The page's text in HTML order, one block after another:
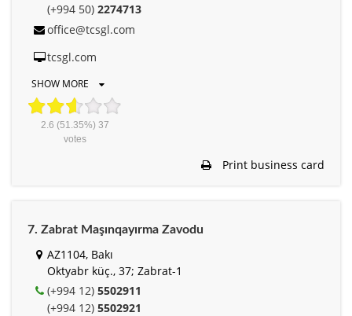
(+994 50) 2274713
office@tcsgl.com
tcsgl.com
SHOW MORE
2.6 (51.35%) 37
votes
Print business card
7. Zabrat Maşınqayırma Zavodu
AZ1104, Bakı
Oktyabr küç., 37; Zabrat-1
(+994 12) 5502911
(+994 12) 5502921